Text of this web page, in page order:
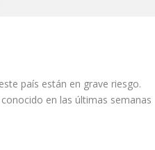
país están en grave riesgo.
en las últimas semanas